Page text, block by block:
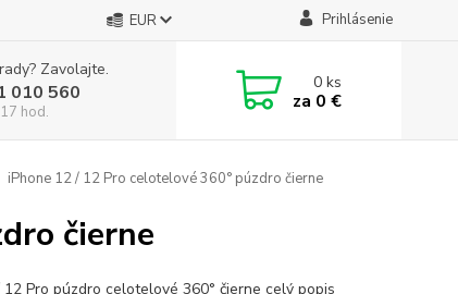
EUR Prihlásenie
Zavolajte.
010 560
hod.
0ks
za 0 €
iPhone 12 / 12 Pro celotelové 360° púzdro čierne
čierne
Pro púzdro celotelové 360° čierne celý popis